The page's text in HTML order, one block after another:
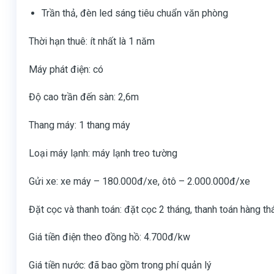
Trần thả, đèn led sáng tiêu chuẩn văn phòng
Thời hạn thuê: ít nhất là 1 năm
Máy phát điện: có
Độ cao trần đến sàn: 2,6m
Thang máy: 1 thang máy
Loại máy lạnh: máy lạnh treo tường
Gửi xe: xe máy – 180.000đ/xe, ôtô – 2.000.000đ/xe
Đặt cọc và thanh toán: đặt cọc 2 tháng, thanh toán hàng
Giá tiền điện theo đồng hồ: 4.700đ/kw
Giá tiền nước: đã bao gồm trong phí quản lý